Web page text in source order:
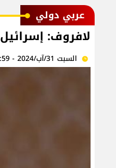
عربي دولي
لافروف:
السبت 31/آب/2024 - 05:59 م